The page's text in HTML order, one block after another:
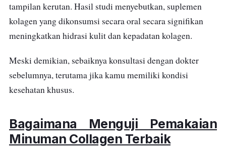
tampilan kerutan. Hasil studi menyebutkan, suplemen
kolagen yang dikonsumsi secara oral secara signifikan
meningkatkan hidrasi kulit dan kepadatan kolagen.
Meski demikian, sebaiknya konsultasi dengan dokter
sebelumnya, terutama jika kamu memiliki kondisi
kesehatan khusus.
Bagaimana Menguji Pemakaian
Minuman Collagen Terbaik